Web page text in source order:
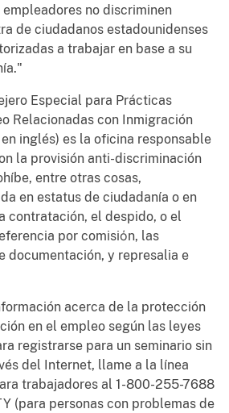
no discriminen
de ciudadanos estadounidenses
a trabajar en base a su
Especial para Prácticas
Relacionadas con Inmigración
inglés) es la oficina responsable
la provisión anti-discriminación
entre otras cosas,
en estatus de ciudadanía o en
contratación, el despido, o el
por comisiόn, las
documentación, y represalia e
acerca de la protección
en el empleo según las leyes
registrarse para un seminario sin
del Internet, llame a la línea
trabajadores al 1-800-255-7688
(para personas con problemas de